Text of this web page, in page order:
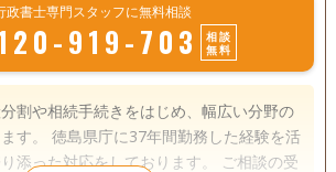
政書士専門スタッフに無料相談
919-703
相談
無料
割や相続手続きをはじめ、幅広い分野の
す。 徳島県庁に37年間勤務した経験を活
た対応をしております。 ご相談の受